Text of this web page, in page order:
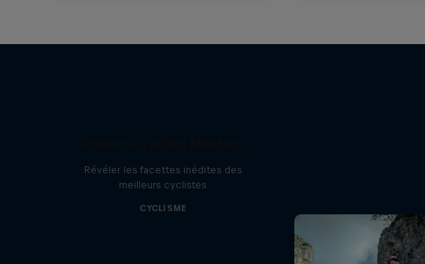
Révéler les facettes inédites des
meilleurs cyclistes
CYCLISME